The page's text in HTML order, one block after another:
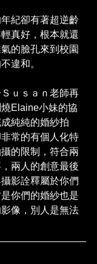
紀卻有著超逆齡
真好，根本就還
的臉孔來到校園
違和。
ｕｓａｎ老師再
Elaine小妹的協
純純的婚紗拍
常的有個人化特
的限制，符合兩
兩人的創意最後
影詮釋屬於你們
你們的婚紗也是
像，別人是無法